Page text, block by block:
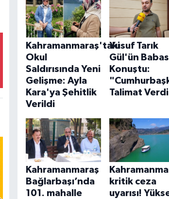
Kahramanmaraş'taki
Okul
Saldırısında Yeni
Gelişme: Ayla
Kara'ya Şehitlik
Verildi
Yusuf Tarık
Gül'ün
Konuştu:
Talimat
Kahramanmaraş
Bağlarbaşı’nda
101. mahalle
kritik ceza
uyarısı!